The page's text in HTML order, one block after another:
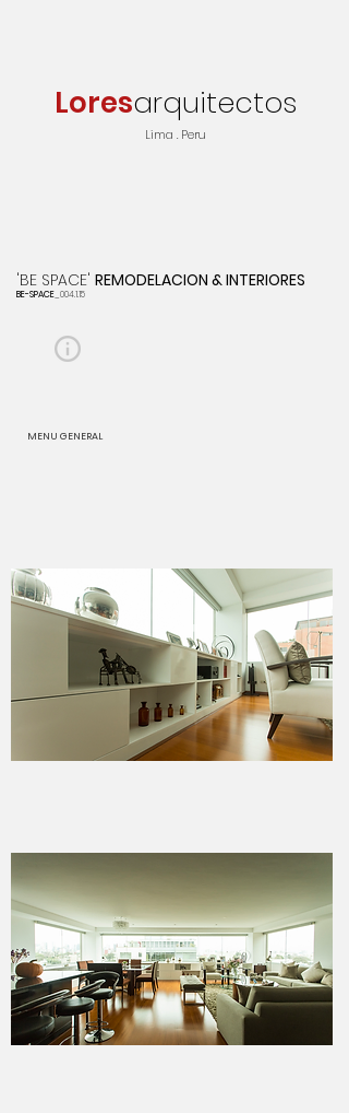
Loresarquitectos
Lima . Peru
'BE SPACE' REMODELACION & INTERIORES
BE-SPACE _004.1.15
MENU GENERAL